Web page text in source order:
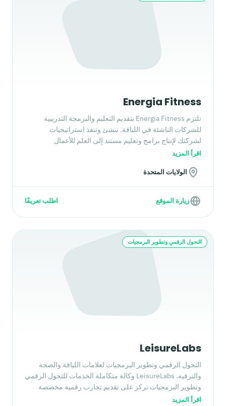
Energia Fitness
تلتزم Energia Fitness بتقديم التعليم والبرمجة التدريبية
للشركات الناشئة في اللياقة. ننشئ وننفذ استراتيجيات
لشركتك لإنتاج برامج وتعليم مستند إلى العلم للأعمال
والمستهلكين. بسجل مثبت من الشراكة مع شركات من الصف
للارتقاء بطاقم التدريب وعروض المنتجات لديك.
اقرأ المزيد
الولايات المتحدة
زيارة الموقع اطلب تعريفًا
التحول الرقمي وتطوير البرمجيات
LeisureLabs
التحول الرقمي وتطوير البرمجيات لعلامات اللياقة والصحة
والترفيه. LeisureLabs وكالة متكاملة الخدمات للتحول الرقمي
وتطوير البرمجيات تركز على تقديم تجارب رقمية مخصصة
لقطاع اللياقة والترفيه.
اقرأ المزيد